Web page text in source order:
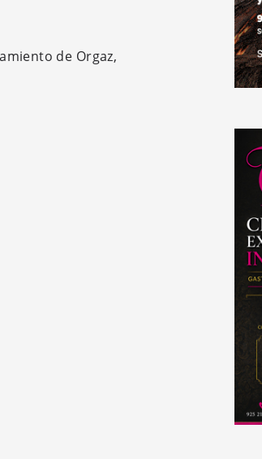
de Orgaz,